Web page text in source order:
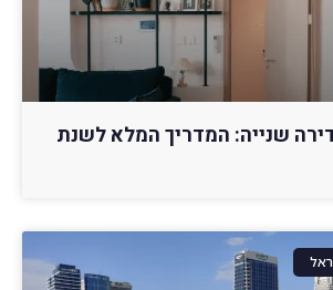
שנייה: המדריך המלא לשנת